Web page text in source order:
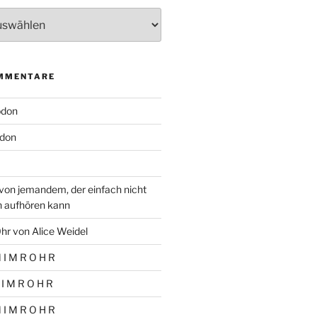
jemandem, der einfach nicht
aufhören kann
von Alice Weidel
I M R O H R
M R O H R
I M R O H R